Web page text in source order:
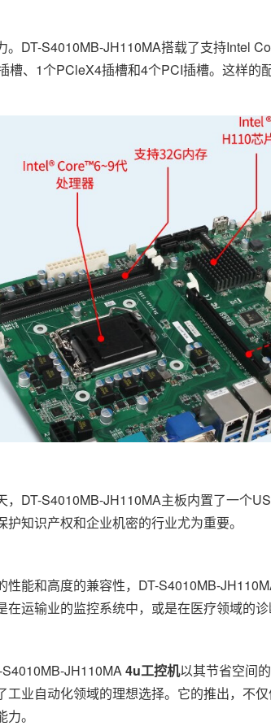
DT-S4010MB-JH110MA搭载了支持Intel
槽、1个PCleX4插槽和4个PCI插槽。这样的
DT-S4010MB-JH110MA主板内置了一个
知识产权和企业机密的行业尤为重要。
和高度的兼容性，DT-S4010MB-
运输业的监控系统中，或是在医疗领域的
JH110MA4u工控机以其节省空间
工业自动化领域的理想选择。它的推出，不
。